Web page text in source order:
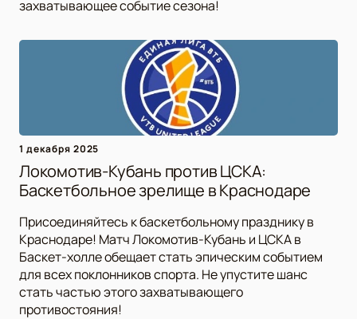
захватывающее событие сезона!
1 декабря 2025
Локомотив-Кубань против ЦСКА:
Баскетбольное зрелище в Краснодаре
Присоединяйтесь к баскетбольному празднику в
Краснодаре! Матч Локомотив-Кубань и ЦСКА в
Баскет-холле обещает стать эпическим событием
для всех поклонников спорта. Не упустите шанс
стать частью этого захватывающего
противостояния!